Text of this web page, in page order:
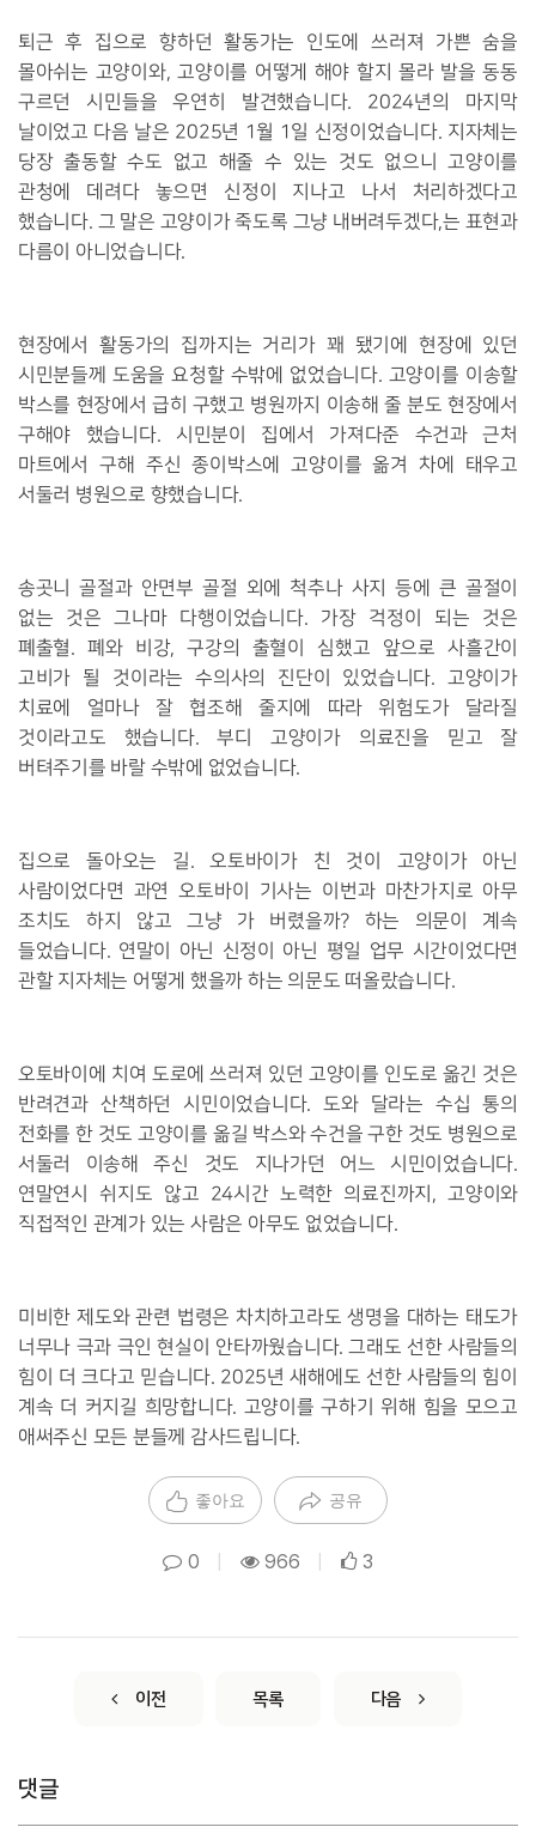
퇴근 후 집으로 향하던 활동가는 인도에 쓰러져 가쁜 숨을
몰아쉬는 고양이와, 고양이를 어떻게 해야 할지 몰라 발을 동동
구르던 시민들을 우연히 발견했습니다. 2024년의 마지막
날이었고 다음 날은 2025년 1월 1일 신정이었습니다. 지자체는
당장 출동할 수도 없고 해줄 수 있는 것도 없으니 고양이를
관청에 데려다 놓으면 신정이 지나고 나서 처리하겠다고
했습니다. 그 말은 고양이가 죽도록 그냥 내버려두겠다,는 표현과
다름이 아니었습니다.
현장에서 활동가의 집까지는 거리가 꽤 됐기에 현장에 있던
시민분들께 도움을 요청할 수밖에 없었습니다. 고양이를 이송할
박스를 현장에서 급히 구했고 병원까지 이송해 줄 분도 현장에서
구해야 했습니다. 시민분이 집에서 가져다준 수건과 근처
마트에서 구해 주신 종이박스에 고양이를 옮겨 차에 태우고
서둘러 병원으로 향했습니다.
송곳니 골절과 안면부 골절 외에 척추나 사지 등에 큰 골절이
없는 것은 그나마 다행이었습니다. 가장 걱정이 되는 것은
폐출혈. 폐와 비강, 구강의 출혈이 심했고 앞으로 사흘간이
고비가 될 것이라는 수의사의 진단이 있었습니다. 고양이가
치료에 얼마나 잘 협조해 줄지에 따라 위험도가 달라질
것이라고도 했습니다. 부디 고양이가 의료진을 믿고 잘
버텨주기를 바랄 수밖에 없었습니다.
집으로 돌아오는 길. 오토바이가 친 것이 고양이가 아닌
사람이었다면 과연 오토바이 기사는 이번과 마찬가지로 아무
조치도 하지 않고 그냥 가 버렸을까? 하는 의문이 계속
들었습니다. 연말이 아닌 신정이 아닌 평일 업무 시간이었다면
관할 지자체는 어떻게 했을까 하는 의문도 떠올랐습니다.
오토바이에 치여 도로에 쓰러져 있던 고양이를 인도로 옮긴 것은
반려견과 산책하던 시민이었습니다. 도와 달라는 수십 통의
전화를 한 것도 고양이를 옮길 박스와 수건을 구한 것도 병원으로
서둘러 이송해 주신 것도 지나가던 어느 시민이었습니다.
연말연시 쉬지도 않고 24시간 노력한 의료진까지, 고양이와
직접적인 관계가 있는 사람은 아무도 없었습니다.
미비한 제도와 관련 법령은 차치하고라도 생명을 대하는 태도가
너무나 극과 극인 현실이 안타까웠습니다. 그래도 선한 사람들의
힘이 더 크다고 믿습니다. 2025년 새해에도 선한 사람들의 힘이
계속 더 커지길 희망합니다. 고양이를 구하기 위해 힘을 모으고
애써주신 모든 분들께 감사드립니다.
좋아요 공유
0 966 3
이전 목록 다음
댓글